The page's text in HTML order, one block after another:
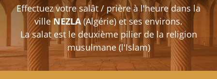
Effectuez votre salât / prière à l'heure dans la
villeNEZLA(Algérie) et ses environs.
La salat est le deuxième pilier de la religion
musulmane (l'Islam)